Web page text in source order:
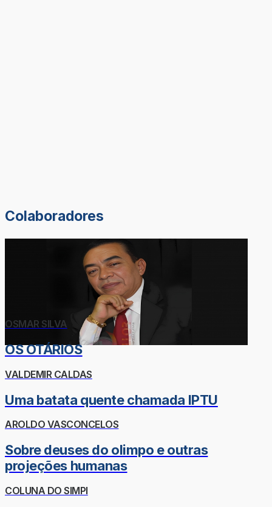
Colaboradores
OSMAR SILVA
OS OTÁRIOS
VALDEMIR CALDAS
Uma batata quente chamada IPTU
AROLDO VASCONCELOS
Sobre deuses do olimpo e outras
projeções humanas
COLUNA DO SIMPI